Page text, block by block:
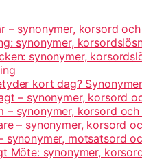
– synonymer, korsord
synonymer,
synonymer,
kort dag?
– synonymer, korsord
– synonymer, korsord
– synonymer, korsord
synonymer, motsatsord
Möte: synonymer,